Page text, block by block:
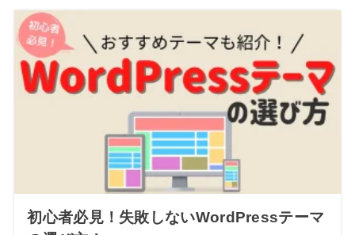
初心者必見！失敗しないWordPressテーマ